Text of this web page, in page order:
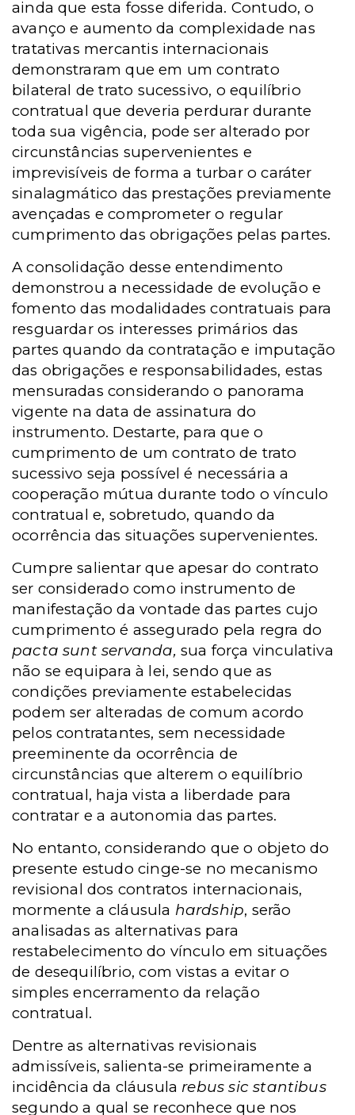
ainda que esta fosse diferida. Contudo, o
avanço e aumento da complexidade nas
tratativas mercantis internacionais
demonstraram que em um contrato
bilateral de trato sucessivo, o equilíbrio
contratual que deveria perdurar durante
toda sua vigência, pode ser alterado por
circunstâncias supervenientes e
imprevisíveis de forma a turbar o caráter
sinalagmático das prestações previamente
avençadas e comprometer o regular
cumprimento das obrigações pelas partes.
A consolidação desse entendimento
demonstrou a necessidade de evolução e
fomento das modalidades contratuais para
resguardar os interesses primários das
partes quando da contratação e imputação
das obrigações e responsabilidades, estas
mensuradas considerando o panorama
vigente na data de assinatura do
instrumento. Destarte, para que o
cumprimento de um contrato de trato
sucessivo seja possível é necessária a
cooperação mútua durante todo o vínculo
contratual e, sobretudo, quando da
ocorrência das situações supervenientes.
Cumpre salientar que apesar do contrato
ser considerado como instrumento de
manifestação da vontade das partes cujo
cumprimento é assegurado pela regra do
pacta sunt servanda, sua força vinculativa
não se equipara à lei, sendo que as
condições previamente estabelecidas
podem ser alteradas de comum acordo
pelos contratantes, sem necessidade
preeminente da ocorrência de
circunstâncias que alterem o equilíbrio
contratual, haja vista a liberdade para
contratar e a autonomia das partes.
No entanto, considerando que o objeto do
presente estudo cinge-se no mecanismo
revisional dos contratos internacionais,
mormente a cláusula hardship, serão
analisadas as alternativas para
restabelecimento do vínculo em situações
de desequilíbrio, com vistas a evitar o
simples encerramento da relação
contratual.
Dentre as alternativas revisionais
admissíveis, salienta-se primeiramente a
incidência da cláusula rebus sic stantibus
segundo a qual se reconhece que nos